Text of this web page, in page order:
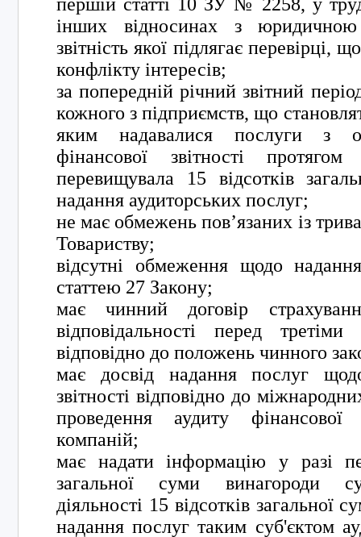
інших відносинах з
звітність якої підлягає перевірці,
конфлікту інтересів;
за попередній річний звітний
кожного з підприємств, що
яким надавалися послуги з
фінансової звітності
перевищувала 15 відсотків
надання аудиторських послуг;
не має обмежень пов’язаних із
Товариству;
відсутні обмеження щодо
статтею 27 Закону;
має чинний договір
відповідальності перед
відповідно до положень чинного
має досвід надання послуг
звітності відповідно до
проведення аудиту фінансової
компаній;
має надати інформацію у разі
загальної суми винагороди
діяльності 15 відсотків загальної
надання послуг таким суб'єктом